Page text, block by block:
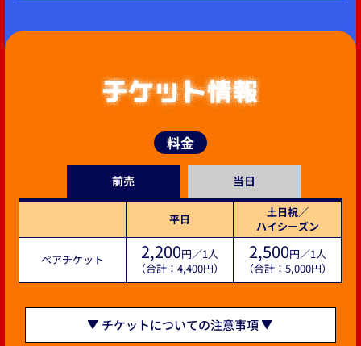
料金
前売 当日
平日
土日祝／
ハイシーズン
ペアチケット 2,200円／1人
（合計：4,400円）
2,500円／1人
（合計：5,000円）
チケットについての注意事項